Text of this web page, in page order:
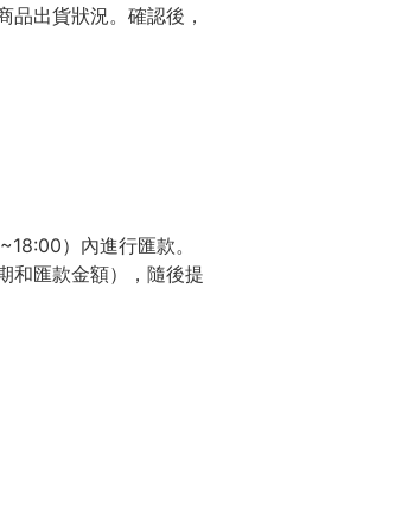
出貨狀況。確認後，
）內進行匯款。
和匯款金額），隨後提